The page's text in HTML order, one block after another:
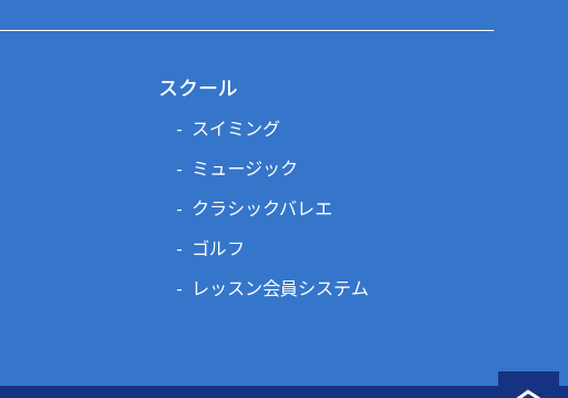
スクール
スイミング
ミュージック
クラシックバレエ
ゴルフ
レッスン会員システム